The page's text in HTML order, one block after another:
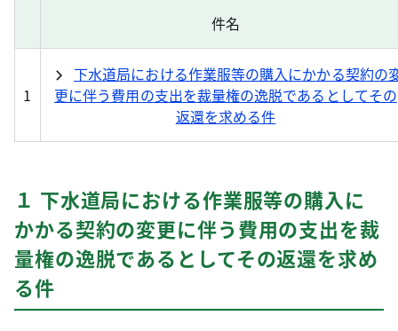
件名
1
下水道局における作業服等の購入にかかる契約の
更に伴う費用の支出を裁量権の逸脱であるとしてその
返還を求める件
１ 下水道局における作業服等の購入に
かかる契約の変更に伴う費用の支出を裁
量権の逸脱であるとしてその返還を求め
る件